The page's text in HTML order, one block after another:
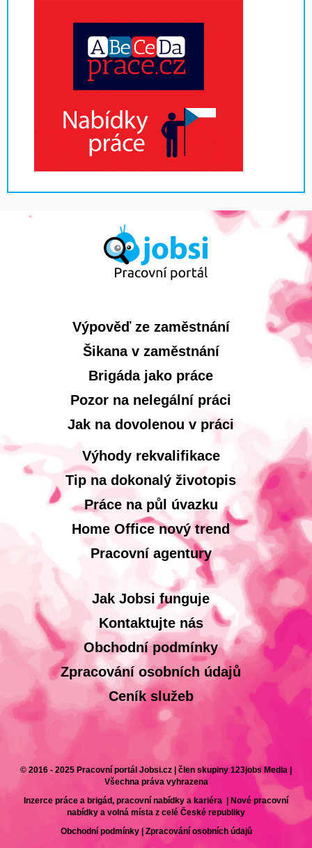
Výpověď ze zaměstnání
Šikana v zaměstnání
Brigáda jako práce
Pozor na nelegální práci
Jak na dovolenou v práci
Výhody rekvalifikace
Tip na dokonalý životopis
Práce na půl úvazku
Home Office nový trend
Pracovní agentury
Jak Jobsi funguje
Kontaktujte nás
Obchodní podmínky
Zpracování osobních údajů
Ceník služeb
© 2016 - 2025 Pracovní portál Jobsi.cz | člen skupiny 123jobs Media |
Všechna práva vyhrazena
Inzerce práce a brigád, pracovní nabídky a kariéra | Nové pracovní
nabídky a volná místa z celé České republiky
Obchodní podmínky| Zpracování osobních údajů